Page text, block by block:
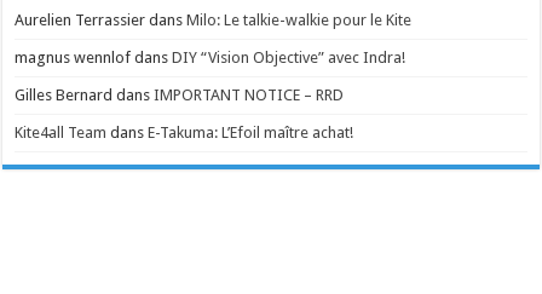
Aurelien Terrassier dansMilo: Le talkie-walkie pour le Kite
magnus wennlof dansDIY “Vision Objective” avec Indra!
Gilles Bernard dansIMPORTANT NOTICE – RRD
Kite4all Team dansE-Takuma: L’Efoil maître achat!